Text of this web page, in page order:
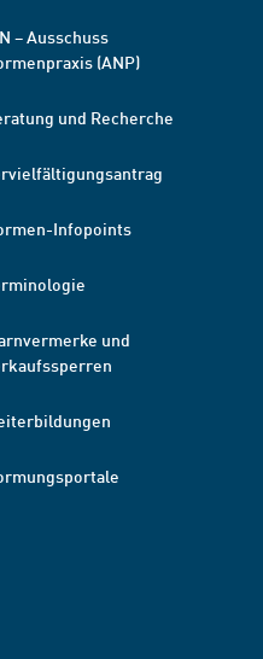
– Ausschuss
(ANP)
und Recherche
Infopoints
und